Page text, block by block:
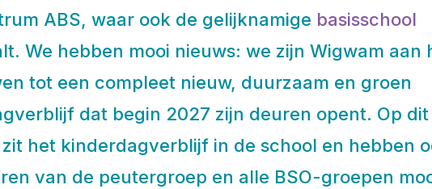
ABS, waar ook de gelijknamige basisschool
We hebben mooi nieuws: we zijn Wigwam aan
tot een compleet nieuw, duurzaam en groen
dat begin 2027 zijn deuren opent. Op dit
het kinderdagverblijf in de school en hebben
van de peutergroep en alle BSO-groepen